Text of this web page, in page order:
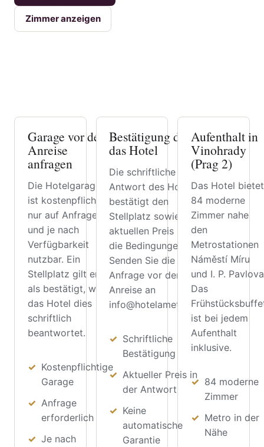
Zimmer anzeigen
Garage vor der
Anreise
anfragen
Die Hotelgarage
ist kostenpflichtig,
nur auf Anfrage
und je nach
Verfügbarkeit
nutzbar. Ein
Stellplatz gilt erst
als bestätigt, wenn
das Hotel dies
schriftlich
beantwortet.
Kostenpflichtige
Garage
Anfrage
erforderlich
Je nach
Bestätigung durch
das Hotel
Die schriftliche
Antwort des Hotels
bestätigt den
Stellplatz sowie den
aktuellen Preis und
die Bedingungen.
Senden Sie die
Anfrage vor der
Anreise an
info@hotelametyst.cz.
Schriftliche
Bestätigung
Aktueller Preis in
der Antwort
Keine
automatische
Garantie
Aufenthalt in
Vinohrady
(Prag 2)
Das Hotel bietet
84 moderne
Zimmer nahe
den
Metrostationen
Náměstí Míru
und I. P.
Das
ist bei jedem
Aufenthalt
inklusive.
84 moderne
Zimmer
Metro in der
Nähe